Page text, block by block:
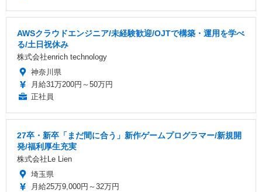
AWSクラウドエンジニア/未経験歓迎/OJTで構築・運用を学べ
る/土日祝休み
株式会社enrich technology
神奈川県
月給31万200円～50万円
正社員
27卒・新卒「まだ間に合う」新作ゲームプログラマー/新規開
発/福利厚生充実
株式会社Le Lien
埼玉県
月給25万9,000円～32万円